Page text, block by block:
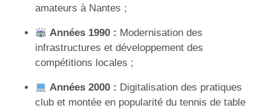
amateurs à Nantes ;
Années 1990 : Modernisation des
infrastructures et développement des
compétitions locales ;
Années 2000 : Digitalisation des pratiques
club et montée en popularité du tennis de table